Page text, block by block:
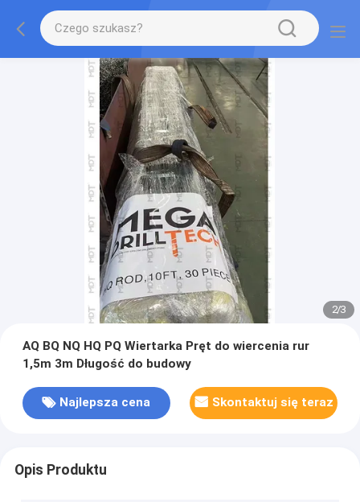
2/3
AQ BQ NQ HQ PQ Wiertarka Pręt do wiercenia rur
1,5m 3m Długość do budowy
Najlepsza cena Skontaktuj się teraz
Opis Produktu